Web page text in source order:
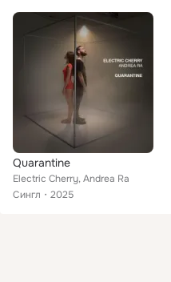
Quarantine
Electric Cherry, Andrea Ra
Сингл
2025